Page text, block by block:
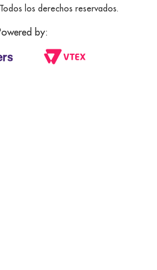
los derechos reservados.
by: